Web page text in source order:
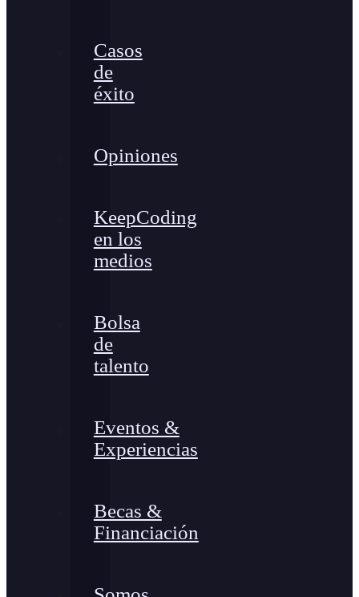
Casos
de
éxito
Opiniones
KeepCoding
en los
medios
Bolsa
de
talento
Eventos &
Experiencias
Becas &
Financiación